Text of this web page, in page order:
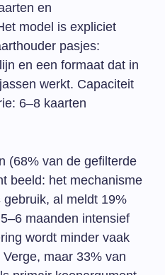
en
model is expliciet
pasjes:
en een formaat dat in
werkt. Capaciteit
6–8 kaarten
(68% van de gefilterde
beeld: het mechanisme
al meldt 19%
maanden intensief
wordt minder vaak
maar 33% van